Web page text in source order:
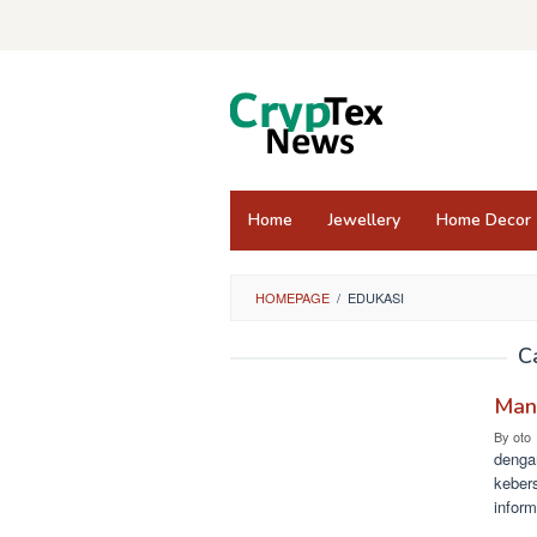
Home Jewellery Home Decor
HOMEPAGE / EDUKASI
By oto